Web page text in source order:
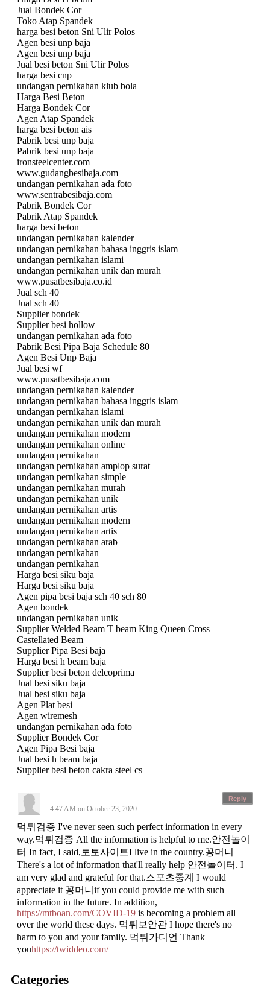
Jual Bondek Cor
Toko Atap Spandek
harga besi beton Sni Ulir Polos
Agen besi unp baja
Agen besi unp baja
Jual besi beton Sni Ulir Polos
harga besi cnp
undangan pernikahan klub bola
Harga Besi Beton
Harga Bondek Cor
Agen Atap Spandek
harga besi beton ais
Pabrik besi unp baja
Pabrik besi unp baja
ironsteelcenter.com
www.gudangbesibaja.com
undangan pernikahan ada foto
www.sentrabesibaja.com
Pabrik Bondek Cor
Pabrik Atap Spandek
harga besi beton
undangan pernikahan kalender
undangan pernikahan bahasa inggris islam
undangan pernikahan islami
undangan pernikahan unik dan murah
www.pusatbesibaja.co.id
Jual sch 40
Jual sch 40
Supplier bondek
Supplier besi hollow
undangan pernikahan ada foto
Pabrik Besi Pipa Baja Schedule 80
Agen Besi Unp Baja
Jual besi wf
www.pusatbesibaja.com
undangan pernikahan kalender
undangan pernikahan bahasa inggris islam
undangan pernikahan islami
undangan pernikahan unik dan murah
undangan pernikahan modern
undangan pernikahan online
undangan pernikahan
undangan pernikahan amplop surat
undangan pernikahan simple
undangan pernikahan murah
undangan pernikahan unik
undangan pernikahan artis
undangan pernikahan modern
undangan pernikahan artis
undangan pernikahan arab
undangan pernikahan
undangan pernikahan
Harga besi siku baja
Harga besi siku baja
Agen pipa besi baja sch 40 sch 80
Agen bondek
undangan pernikahan unik
Supplier Welded Beam T beam King Queen Cross
Castellated Beam
Supplier Pipa Besi baja
Harga besi h beam baja
Supplier besi beton delcoprima
Jual besi siku baja
Jual besi siku baja
Agen Plat besi
Agen wiremesh
undangan pernikahan ada foto
Supplier Bondek Cor
Agen Pipa Besi baja
Jual besi h beam baja
Supplier besi beton cakra steel cs
Reply
4:47 AM on October 23, 2020
먹튀검증 I've never seen such perfect information in every
way.먹튀검증 All the information is helpful to me.안전놀이
터 In fact, I said,토토사이트I live in the country.꽁머니
There's a lot of information that'll really help 안전놀이터. I
am very glad and grateful for that.스포츠중계 I would
appreciate it 꽁머니if you could provide me with such
information in the future. In addition,
https://mtboan.com/COVID-19 is becoming a problem all
over the world these days. 먹튀보안관 I hope there's no
harm to you and your family. 먹튀가디언 Thank
youhttps://twiddeo.com/
Categories